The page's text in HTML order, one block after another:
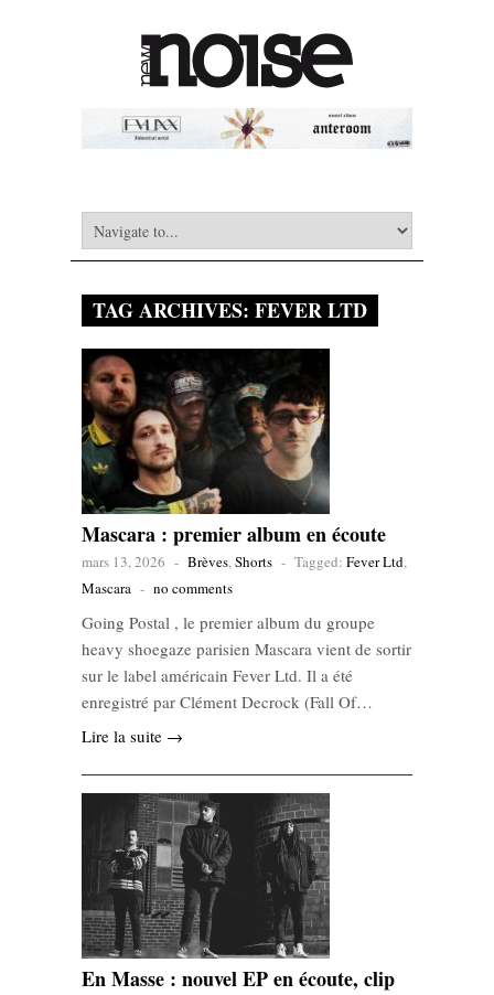
TAG ARCHIVES: FEVER LTD
Mascara : premier album en écoute
mars 13, 2026 - Brèves,Shorts - Tagged: Fever Ltd,
Mascara - no comments
Going Postal , le premier album du groupe
heavy shoegaze parisien Mascara vient de sortir
sur le label américain Fever Ltd. Il a été
enregistré par Clément Decrock (Fall Of…
Lire la suite →
En Masse : nouvel EP en écoute, clip